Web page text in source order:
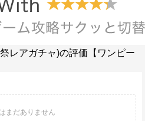
レアガチャ)の評価【ワンピー